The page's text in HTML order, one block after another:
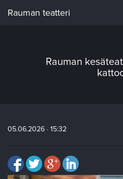
Rauman teatteri
Rauman
05.06.2026 · 15:32